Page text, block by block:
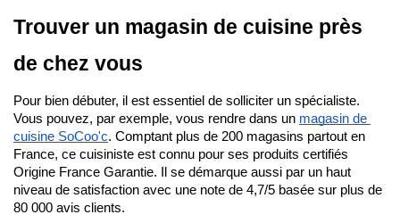
Trouver un magasin de cuisine près
de chez vous
Pour bien débuter, il est essentiel de solliciter un spécialiste.
Vous pouvez, par exemple, vous rendre dans un magasin de
cuisine SoCoo'c. Comptant plus de 200 magasins partout en
France, ce cuisiniste est connu pour ses produits certifiés
Origine France Garantie. Il se démarque aussi par un haut
niveau de satisfaction avec une note de 4,7/5 basée sur plus de
80 000 avis clients.